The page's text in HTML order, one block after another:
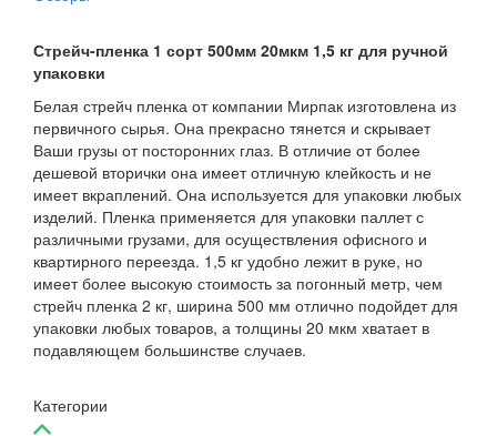
Стрейч-пленка 1 сорт 500мм 20мкм 1,5 кг для ручной
упаковки
Белая стрейч пленка от компании Мирпак изготовлена из
первичного сырья. Она прекрасно тянется и скрывает
Ваши грузы от посторонних глаз. В отличие от более
дешевой вторички она имеет отличную клейкость и не
имеет вкраплений. Она используется для упаковки любых
изделий. Пленка применяется для упаковки паллет с
различными грузами, для осуществления офисного и
квартирного переезда. 1,5 кг удобно лежит в руке, но
имеет более высокую стоимость за погонный метр, чем
стрейч пленка 2 кг, ширина 500 мм отлично подойдет для
упаковки любых товаров, а толщины 20 мкм хватает в
подавляющем большинстве случаев.
Категории